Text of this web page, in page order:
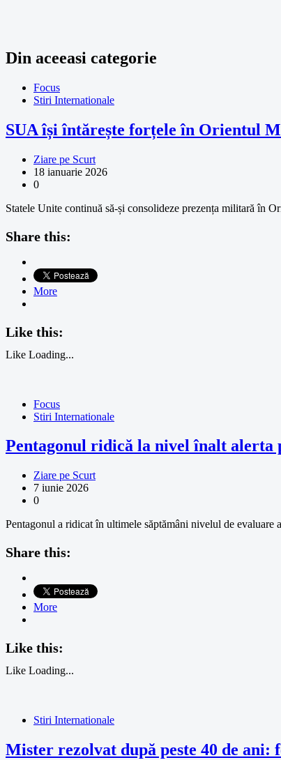
Din aceeasi categorie
Focus
Stiri Internationale
SUA își întărește forțele în Orientul
Ziare pe Scurt
18 ianuarie 2026
0
Statele Unite continuă să-și consolideze prezența militară în
Share this:
More
Like this:
Like Loading...
Focus
Stiri Internationale
Pentagonul ridică la nivel înalt
Ziare pe Scurt
7 iunie 2026
0
Pentagonul a ridicat în ultimele săptămâni nivelul de
Share this:
More
Like this:
Like Loading...
Stiri Internationale
Mister rezolvat după peste 40 de ani: